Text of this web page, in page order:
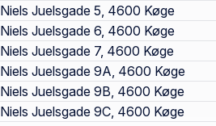
Niels Juelsgade 5, 4600 Køge
Niels Juelsgade 6, 4600 Køge
Niels Juelsgade 7, 4600 Køge
Niels Juelsgade 9A, 4600 Køge
Niels Juelsgade 9B, 4600 Køge
Niels Juelsgade 9C, 4600 Køge